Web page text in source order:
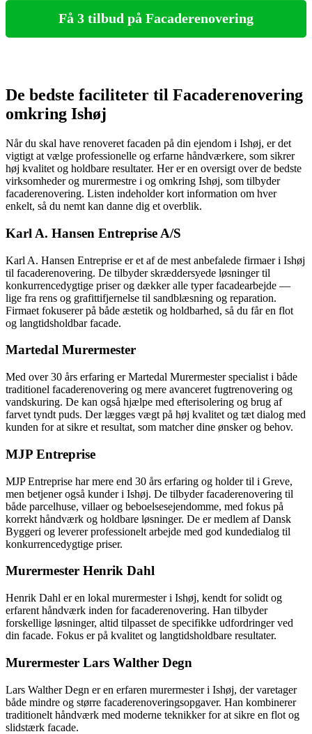
Få 3 tilbud på Facaderenovering
De bedste faciliteter til Facaderenovering
omkring Ishøj
Når du skal have renoveret facaden på din ejendom i Ishøj, er det
vigtigt at vælge professionelle og erfarne håndværkere, som sikrer
høj kvalitet og holdbare resultater. Her er en oversigt over de bedste
virksomheder og murermestre i og omkring Ishøj, som tilbyder
facaderenovering. Listen indeholder kort information om hver
enkelt, så du nemt kan danne dig et overblik.
Karl A. Hansen Entreprise A/S
Karl A. Hansen Entreprise er et af de mest anbefalede firmaer i Ishøj
til facaderenovering. De tilbyder skræddersyede løsninger til
konkurrencedygtige priser og dækker alle typer facadearbejde —
lige fra rens og grafittifjernelse til sandblæsning og reparation.
Firmaet fokuserer på både æstetik og holdbarhed, så du får en flot
og langtidsholdbar facade.
Martedal Murermester
Med over 30 års erfaring er Martedal Murermester specialist i både
traditionel facaderenovering og mere avanceret fugtrenovering og
vandskuring. De kan også hjælpe med efterisolering og brug af
farvet tyndt puds. Der lægges vægt på høj kvalitet og tæt dialog med
kunden for at sikre et resultat, som matcher dine ønsker og behov.
MJP Entreprise
MJP Entreprise har mere end 30 års erfaring og holder til i Greve,
men betjener også kunder i Ishøj. De tilbyder facaderenovering til
både parcelhuse, villaer og beboelsesejendomme, med fokus på
korrekt håndværk og holdbare løsninger. De er medlem af Dansk
Byggeri og leverer professionelt arbejde med god kundedialog til
konkurrencedygtige priser.
Murermester Henrik Dahl
Henrik Dahl er en lokal murermester i Ishøj, kendt for solidt og
erfarent håndværk inden for facaderenovering. Han tilbyder
forskellige løsninger, altid tilpasset de specifikke udfordringer ved
din facade. Fokus er på kvalitet og langtidsholdbare resultater.
Murermester Lars Walther Degn
Lars Walther Degn er en erfaren murermester i Ishøj, der varetager
både mindre og større facaderenoveringsopgaver. Han kombinerer
traditionelt håndværk med moderne teknikker for at sikre en flot og
slidstærk facade.